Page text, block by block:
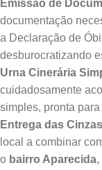
Emissão de
documentação
a Declaração de
desburocratizando
Urna Cinerária
cuidadosamente
simples, pronta
Entrega das
local a combinar
o bairro Aparecida,